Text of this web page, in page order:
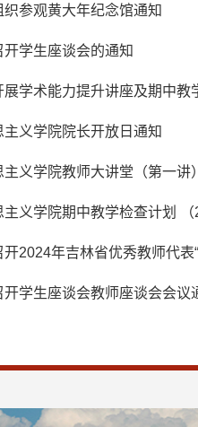
织参观黄大年纪念馆通知
开学生座谈会的通知
展学术能力提升讲座及期中教
主义学院院长开放日通知
主义学院教师大讲堂（第一讲
主义学院期中教学检查计划
开2024年吉林省优秀教师代表
开学生座谈会教师座谈会会议